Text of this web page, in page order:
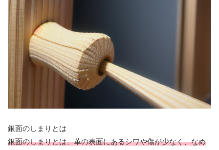
銀面のしまりとは
銀面のしまりとは、革の表面にあるシワや傷が少なく、なめ